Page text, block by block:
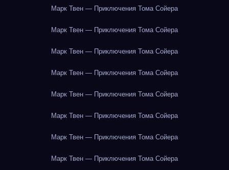
Марк Твен — Приключения Тома Сойера
Марк Твен — Приключения Тома Сойера
Марк Твен — Приключения Тома Сойера
Марк Твен — Приключения Тома Сойера
Марк Твен — Приключения Тома Сойера
Марк Твен — Приключения Тома Сойера
Марк Твен — Приключения Тома Сойера
Марк Твен — Приключения Тома Сойера